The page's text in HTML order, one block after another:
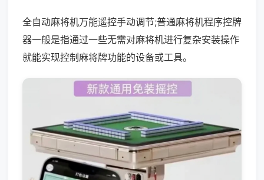
全自动麻将机万能遥控手动调节;普通麻将机程序控牌
器一般是指通过一些无需对麻将机进行复杂安装操作
就能实现控制麻将牌功能的设备或工具。